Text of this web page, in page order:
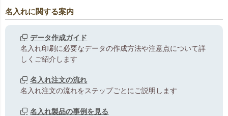
名入れに関する案内
データ作成ガイド
名入れ印刷に必要なデータの作成方法や注意点について詳
しくご紹介します
名入れ注文の流れ
名入れ注文の流れをステップごとにご説明します
名入れ製品の事例を見る